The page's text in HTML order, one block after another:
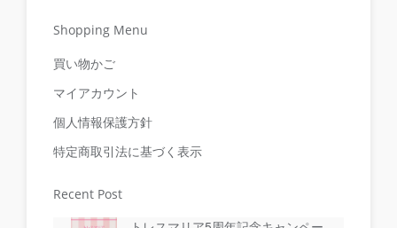
Shopping Menu
買い物かご
マイアカウント
個人情報保護方針
特定商取引法に基づく表示
Recent Post